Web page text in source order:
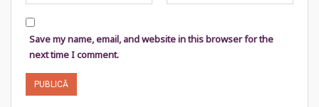
Save my name, email, and website in this browser for the
next time I comment.